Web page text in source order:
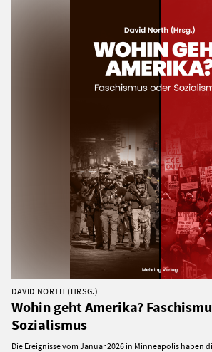
DAVID NORTH (HRSG.)
Wohin geht Amerika?
Sozialismus
Die Ereignisse vom Januar 2026 in Minneapolis haben